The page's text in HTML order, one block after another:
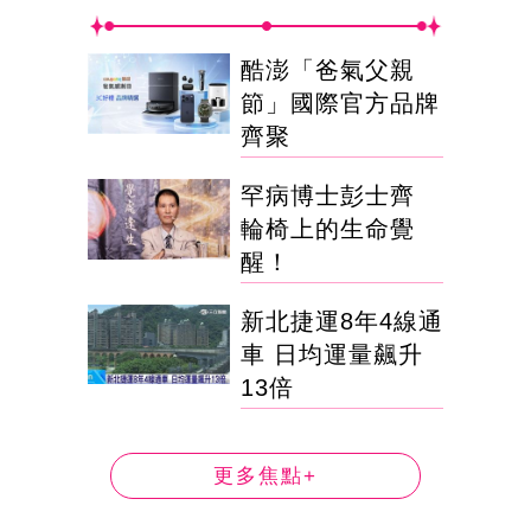
酷澎「爸氣父親
節」國際官方品牌
齊聚
罕病博士彭士齊
輪椅上的生命覺
醒！
新北捷運8年4線通
車 日均運量飆升
13倍
更多焦點+